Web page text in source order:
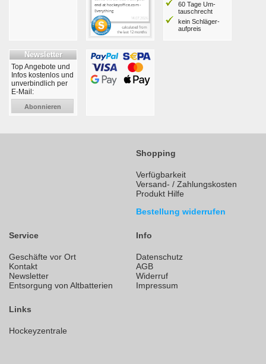
60 Tage Um­
tausch­recht
kein Schläger­
aufpreis
Newsletter
Top Angebote und
Infos kostenlos und
unverbindlich per
E-Mail:
Abonnieren
Shopping
Verfügbarkeit
Versand- / Zahlungskosten
Produkt Hilfe
Bestellung widerrufen
Service
Geschäfte vor Ort
Kontakt
Newsletter
Entsorgung von Altbatterien
Info
Datenschutz
AGB
Widerruf
Impressum
Links
Hockeyzentrale